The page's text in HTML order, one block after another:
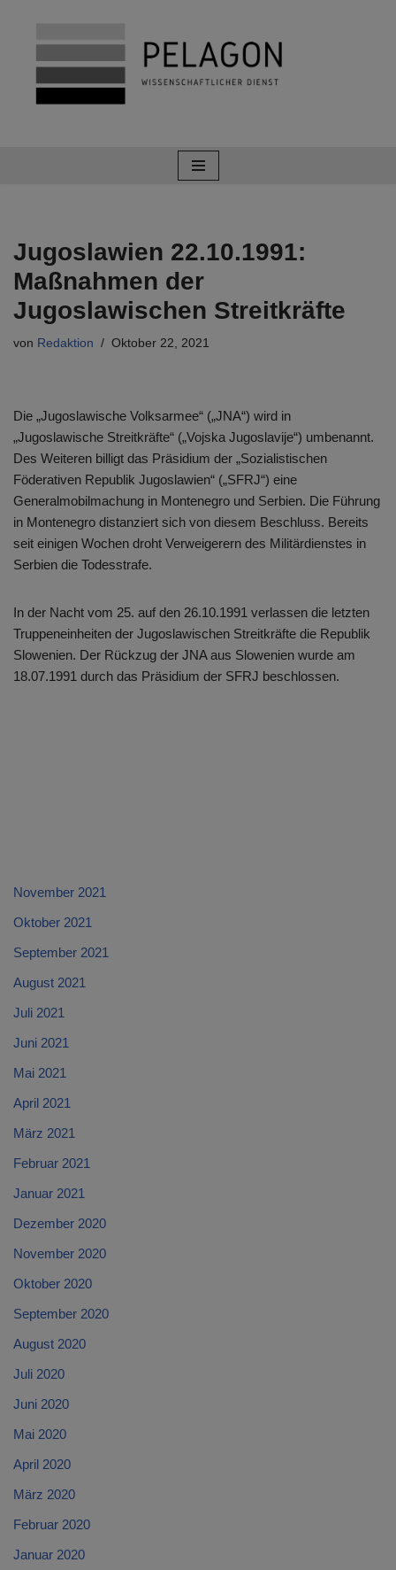
Zum
Inhalt
springen
Jugoslawien 22.10.1991:
Maßnahmen der
Jugoslawischen Streitkräfte
von Redaktion Oktober 22, 2021
Die „Jugoslawische Volksarmee“ („JNA“) wird in
„Jugoslawische Streitkräfte“ („Vojska Jugoslavije“) umbenannt.
Des Weiteren billigt das Präsidium der „Sozialistischen
Föderativen Republik Jugoslawien“ („SFRJ“) eine
Generalmobilmachung in Montenegro und Serbien. Die Führung
in Montenegro distanziert sich von diesem Beschluss. Bereits
seit einigen Wochen droht Verweigerern des Militärdienstes in
Serbien die Todesstrafe.
In der Nacht vom 25. auf den 26.10.1991 verlassen die letzten
Truppeneinheiten der Jugoslawischen Streitkräfte die Republik
Slowenien. Der Rückzug der JNA aus Slowenien wurde am
18.07.1991 durch das Präsidium der SFRJ beschlossen.
November 2021
Oktober 2021
September 2021
August 2021
Juli 2021
Juni 2021
Mai 2021
April 2021
März 2021
Februar 2021
Januar 2021
Dezember 2020
November 2020
Oktober 2020
September 2020
August 2020
Juli 2020
Juni 2020
Mai 2020
April 2020
März 2020
Februar 2020
Januar 2020